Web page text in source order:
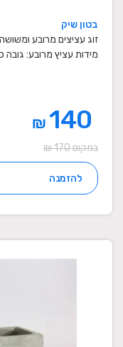
בטון שיק
זוג עציצים מרובע
מידות עציץ מרובע: גובה כ- 9.5
₪
במקום 170 ₪
להזמנה